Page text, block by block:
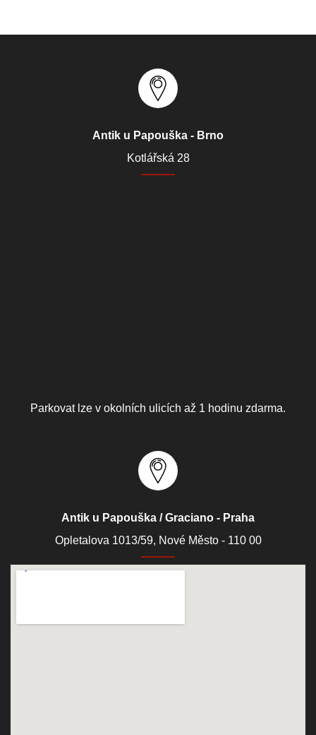
Antik u Papouška - Brno
Kotlářská 28
Parkovat lze v okolních ulicích až 1 hodinu zdarma.
Antik u Papouška / Graciano - Praha
Opletalova 1013/59, Nové Město - 110 00